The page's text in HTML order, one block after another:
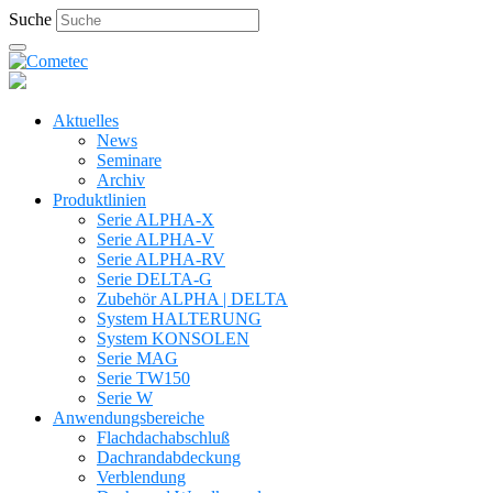
Suche
Aktuelles
News
Seminare
Archiv
Produktlinien
Serie ALPHA-X
Serie ALPHA-V
Serie ALPHA-RV
Serie DELTA-G
Zubehör ALPHA | DELTA
System HALTERUNG
System KONSOLEN
Serie MAG
Serie TW150
Serie W
Anwendungsbereiche
Flachdachabschluß
Dachrandabdeckung
Verblendung